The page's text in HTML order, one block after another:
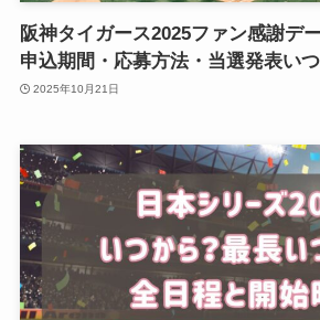
阪神タイガース2025ファン感謝デ
申込期間・応募方法・当選発表い
2025年10月21日